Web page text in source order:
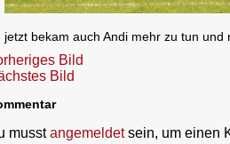
jetzt bekam auch Andi mehr zu tun
Bild
Bild
musstangemeldetsein, um einen